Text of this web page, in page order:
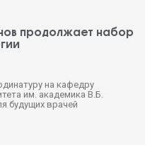
продолжает набор
на кафедру
им. академика В.Б.
будущих врачей